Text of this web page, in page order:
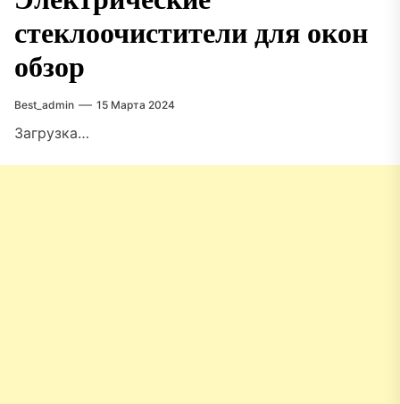
стеклоочистители для окон
обзор
Best_admin 15 Марта 2024
Загрузка…